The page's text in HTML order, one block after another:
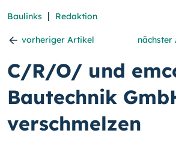
Baulinks | Redaktion
vorheriger Artikel nächster
C/R/O/ und
Bautechnik
verschmelzen